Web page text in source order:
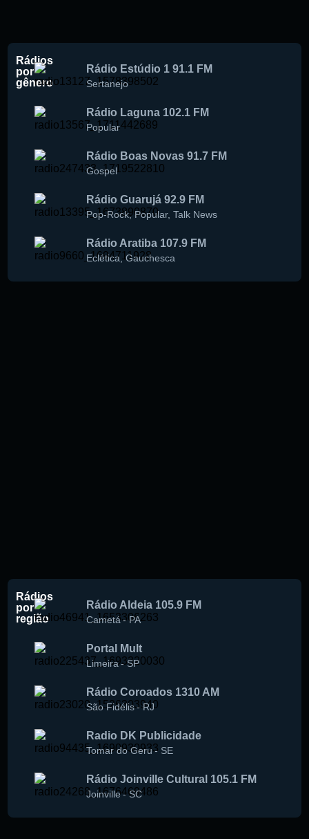
Rádios
por
gênero
Rádio Estúdio 1 91.1 FM
Sertanejo
Rádio Laguna 102.1 FM
Popular
Rádio Boas Novas 91.7 FM
Gospel
Rádio Guarujá 92.9 FM
Pop-Rock,Popular, Talk News
Rádio Aratiba 107.9 FM
Eclética,Gauchesca
Rádios
por
região
Rádio Aldeia 105.9 FM
Cametá-PA
Portal Mult
Limeira-SP
Rádio Coroados 1310 AM
São Fidélis-RJ
Radio DK Publicidade
Tomar do Geru - SE
Rádio Joinville Cultural 105.1 FM
Joinville-SC